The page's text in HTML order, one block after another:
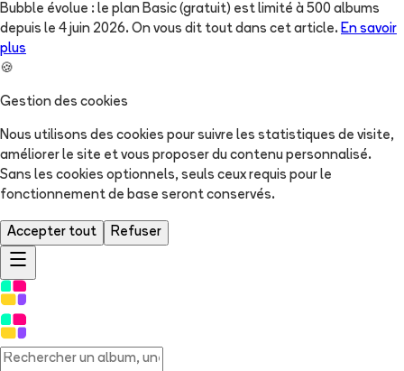
Bubble évolue : le plan Basic (gratuit) est limité à 500 albums
depuis le 4 juin 2026. On vous dit tout dans cet article. En savoir
plus
🍪
Gestion des cookies
Nous utilisons des cookies pour suivre les statistiques de visite,
améliorer le site et vous proposer du contenu personnalisé.
Sans les cookies optionnels, seuls ceux requis pour le
fonctionnement de base seront conservés.
Accepter tout Refuser